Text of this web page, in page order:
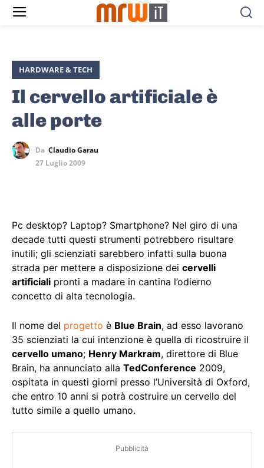
HARDWARE & TECH
Il cervello artificiale è
alle porte
Da Claudio Garau
27 Luglio 2009
Pc desktop? Laptop? Smartphone? Nel giro di una
decade tutti questi strumenti potrebbero risultare
inutili; gli scienziati sarebbero infatti sulla buona
strada per mettere a disposizione dei cervelli
artificiali pronti a madare in cantina l’odierno
concetto di alta tecnologia.
Il nome del progetto è Blue Brain, ad esso lavorano
35 scienziati la cui intenzione è quella di ricostruire il
cervello umano; Henry Markram, direttore di Blue
Brain, ha annunciato alla TedConference 2009,
ospitata in questi giorni presso l’Università di Oxford,
che entro 10 anni si potrà costruire un cervello del
tutto simile a quello umano.
Pubblicità